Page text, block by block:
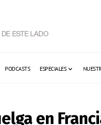
PODCASTS ESPECIALES
en